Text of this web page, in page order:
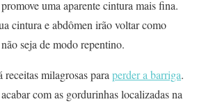
uma aparente cintura mais fina.
cintura e abdômen irão voltar como
seja de modo repentino.
milagrosas paraperder a barriga.
com as gordurinhas localizadas na